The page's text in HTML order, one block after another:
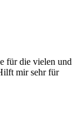
für die vielen und
mir sehr für